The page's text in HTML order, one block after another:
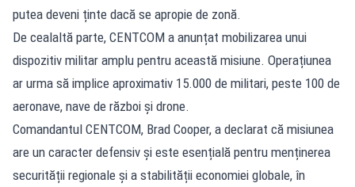
putea deveni ținte dacă se apropie de zonă.
De cealaltă parte, CENTCOM a anunțat mobilizarea unui
dispozitiv militar amplu pentru această misiune. Operațiunea
ar urma să implice aproximativ 15.000 de militari, peste 100 de
aeronave, nave de război și drone.
Comandantul CENTCOM, Brad Cooper, a declarat că misiunea
are un caracter defensiv și este esențială pentru menținerea
securității regionale și a stabilității economiei globale, în